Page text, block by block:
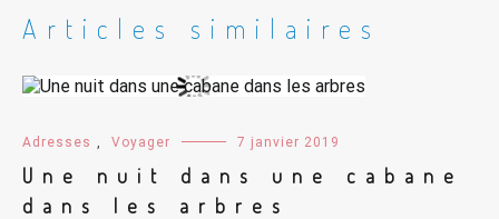
Articles similaires
Adresses Voyager 7 janvier 2019
Une nuit dans une cabane
dans les arbres